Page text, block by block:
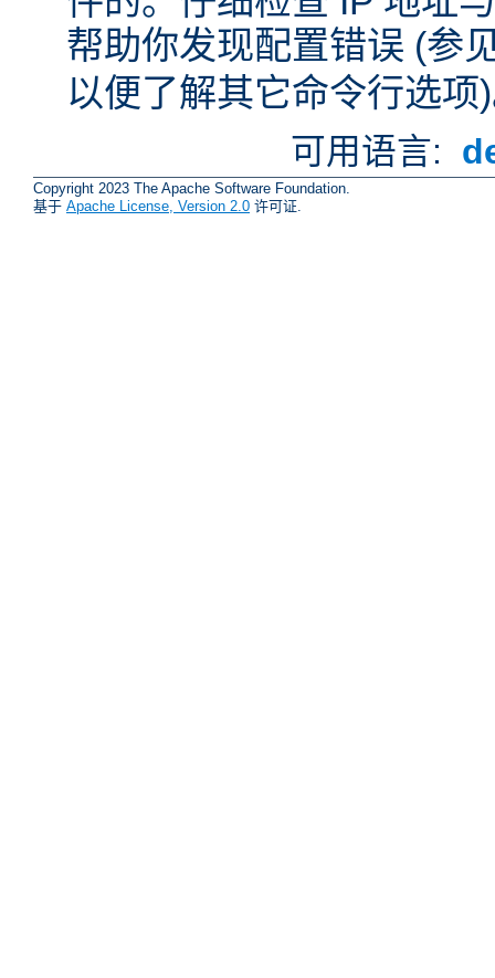
帮助你发现配置错误 (参
以便了解其它命令行选项
可用语言:
Copyright 2023 The Apache Software Foundation.
基于 Apache License, Version 2.0 许可证.